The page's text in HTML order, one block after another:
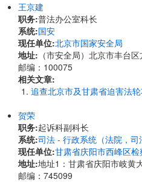
王京建
职务:普法办公室科长
系统:国安
现任单位:北京市国家安全局
地址: （市安全局）北京市丰台
邮编：100075
相关文章:
追查北京市及甘肃省迫害法
贺荣
职务:起诉科副科长
系统:司法 - 行政系统（法院，司
现任单位:甘肃省庆阳市西峰区检
地址:地址1：甘肃省庆阳市岐黄
邮编：745099